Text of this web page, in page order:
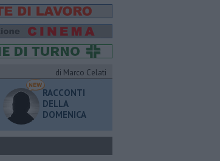
di Marco Celati
RACCONTI
DELLA
DOMENICA